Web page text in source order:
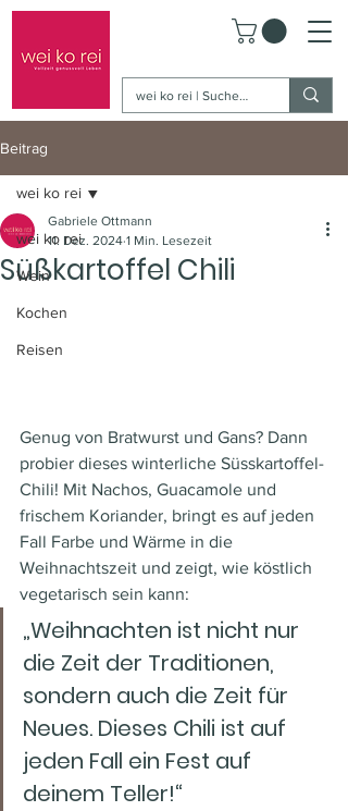
Beitrag
wei ko rei
Wein
Kochen
Reisen
wei ko rei
Süßkartoffel Chili
Gabriele Ottmann
11. Dez. 2024 1 Min. Lesezeit
Genug von Bratwurst und Gans? Dann
probier dieses winterliche Süsskartoffel-
Chili! Mit Nachos, Guacamole und
frischem Koriander, bringt es auf jeden
Fall Farbe und Wärme in die
Weihnachtszeit und zeigt, wie köstlich
vegetarisch sein kann:
„Weihnachten ist nicht nur
die Zeit der Traditionen,
sondern auch die Zeit für
Neues. Dieses Chili ist auf
jeden Fall ein Fest auf
deinem Teller!“